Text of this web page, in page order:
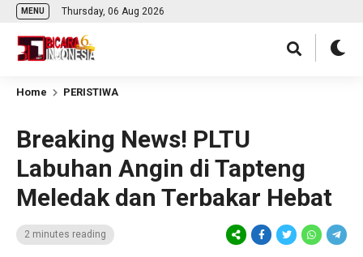
MENU Thursday, 06 Aug 2026
Home PERISTIWA
Breaking News! PLTU
Labuhan Angin di Tapteng
Meledak dan Terbakar Hebat
2 minutes reading